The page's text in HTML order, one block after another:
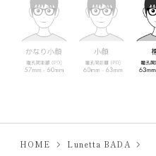
HOME
Lunetta BADA